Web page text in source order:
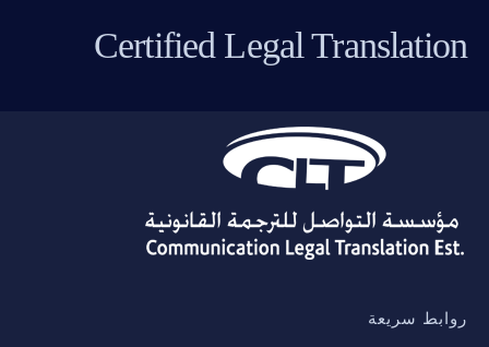
Certified Legal Translation
روابط سريعة